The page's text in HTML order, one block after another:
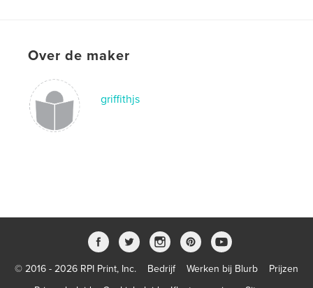
Over de maker
griffithjs
© 2016 - 2026 RPI Print, Inc. Bedrijf Werken bij Blurb
Prijzen